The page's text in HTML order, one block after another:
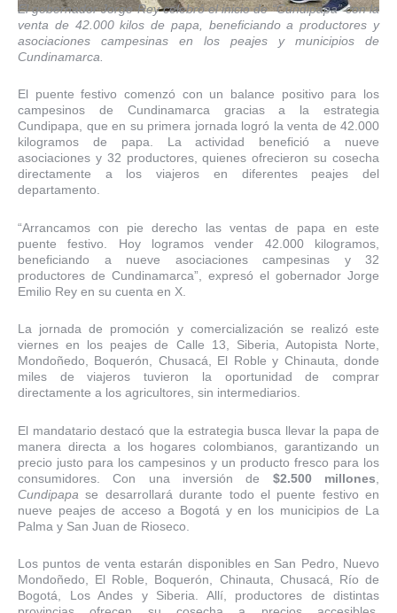
El gobernador Jorge Rey celebró el inicio de “Cundipapa” con la
venta de 42.000 kilos de papa, beneficiando a productores y
asociaciones campesinas en los peajes y municipios de
Cundinamarca.
El puente festivo comenzó con un balance positivo para los
campesinos de Cundinamarca gracias a la estrategia
Cundipapa, que en su primera jornada logró la venta de 42.000
kilogramos de papa. La actividad benefició a nueve
asociaciones y 32 productores, quienes ofrecieron su cosecha
directamente a los viajeros en diferentes peajes del
departamento.
“Arrancamos con pie derecho las ventas de papa en este
puente festivo. Hoy logramos vender 42.000 kilogramos,
beneficiando a nueve asociaciones campesinas y 32
productores de Cundinamarca”, expresó el gobernador Jorge
Emilio Rey en su cuenta en X.
La jornada de promoción y comercialización se realizó este
viernes en los peajes de Calle 13, Siberia, Autopista Norte,
Mondoñedo, Boquerón, Chusacá, El Roble y Chinauta, donde
miles de viajeros tuvieron la oportunidad de comprar
directamente a los agricultores, sin intermediarios.
El mandatario destacó que la estrategia busca llevar la papa de
manera directa a los hogares colombianos, garantizando un
precio justo para los campesinos y un producto fresco para los
consumidores. Con una inversión de $2.500 millones
Cundipapa se desarrollará durante todo el puente festivo en
nueve peajes de acceso a Bogotá y en los municipios de La
Palma y San Juan de Rioseco.
Los puntos de venta estarán disponibles en San Pedro, Nuevo
Mondoñedo, El Roble, Boquerón, Chinauta, Chusacá, Río de
Bogotá, Los Andes y Siberia. Allí, productores de distintas